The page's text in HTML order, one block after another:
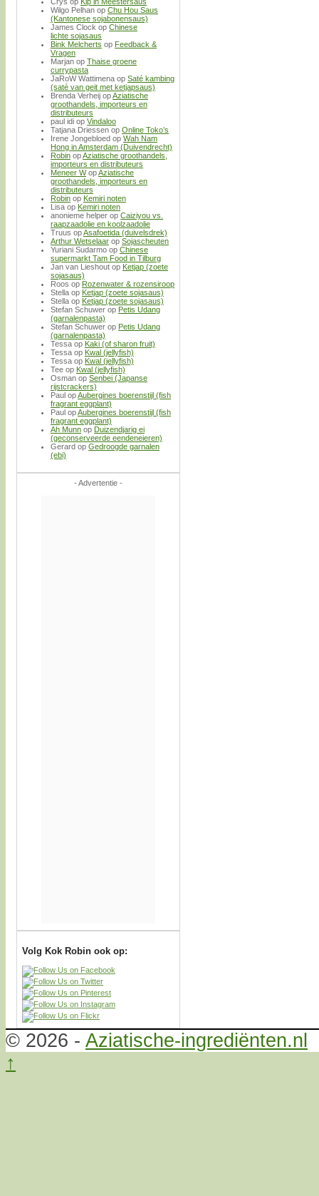
Wilgo Pelhan op Chu Hou Saus
(Kantonese sojabonensaus)
James Clock op Chinese
lichte sojasaus
Bink Melcherts op Feedback &
Vragen
Marjan op Thaise groene
currypasta
JaRoW Wattimena op Saté kambing
(saté van geit met ketjapsaus)
Brenda Verheij opAziatische
groothandels, importeurs en
distributeurs
paul idi op Vindaloo
Tatjana Driessen op Online Toko’s
Irene Jongebloed op Wah Nam
Hong in Amsterdam (Duivendrecht)
Robin opAziatische groothandels,
importeurs en distributeurs
Meneer WopAziatische
groothandels, importeurs en
distributeurs
Robin op Kemiri noten
Lisa op Kemiri noten
anonieme helper op Caiziyou vs.
raapzaadolie en koolzaadolie
Truus opAsafoetida (duivelsdrek)
Arthur Wetselaar op Sojascheuten
Yuriani Sudarmo op Chinese
supermarkt Tam Food in Tilburg
Jan van Lieshout op Ketjap (zoete
sojasaus)
Roos op Rozenwater & rozensiroop
Stella op Ketjap (zoete sojasaus)
Stella op Ketjap (zoete sojasaus)
Stefan Schuwer op Petis Udang
(garnalenpasta)
Stefan Schuwer op Petis Udang
(garnalenpasta)
Tessa op Kaki (of sharon fruit)
Tessa op Kwal (jellyfish)
Tessa op Kwal (jellyfish)
Tee op Kwal (jellyfish)
Osman op Senbei (Japanse
rijstcrackers)
Paul opAubergines boerenstijl (fish
fragrant eggplant)
Paul opAubergines boerenstijl (fish
fragrant eggplant)
Ah Munn op Duizendjarig ei
(geconserveerde eendeneieren)
Gerard op Gedroogde garnalen
(ebi)
- Advertentie -
Volg Kok Robin ook op:
© 2026 - Aziatische-ingrediënten.nl
↑